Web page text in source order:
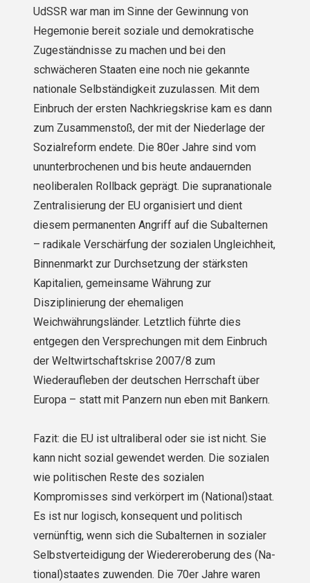
UdSSR war man im Sinne der Gewinnung von
Hegemonie bereit soziale und demokratische
Zugeständnisse zu machen und bei den
schwächeren Staaten eine noch nie gekannte
natio­nale Selbständigkeit zuzulassen. Mit dem
Einbruch der ersten Nachkriegskrise kam es dann
zum Zusammen­stoß, der mit der Niederlage der
Sozialreform endete. Die 80er Jahre sind vom
ununterbrochenen und bis heute andauernden
neoliberalen Rollback geprägt. Die supranationale
Zentralisierung der EU organisiert und dient
diesem permanenten Angriff auf die Subalternen
– radikale Verschärfung der sozialen Ungleichheit,
Binnen­markt zur Durchsetzung der stärksten
Kapitalien, gemeinsame Währung zur
Disziplinierung der ehemaligen
Weichwährungsländer. Letztlich führte dies
entgegen den Versprechungen mit dem Einbruch
der Weltwirt­schaftskrise 2007/8 zum
Wiederaufleben der deutschen Herrschaft über
Europa – statt mit Panzern nun eben mit Bankern.
Fazit: die EU ist ultraliberal oder sie ist nicht. Sie
kann nicht sozial gewendet werden. Die sozialen
wie politi­schen Reste des sozialen
Kompromisses sind verkörpert im (National)staat.
Es ist nur logisch, konsequent und politisch
vernünftig, wenn sich die Subalternen in sozialer
Selbstverteidigung der Wiedereroberung des (Na­
tional)staates zuwenden. Die 70er Jahre waren